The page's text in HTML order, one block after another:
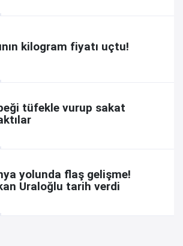
kilogram fiyatı uçtu!
tüfekle vurup sakat
yolunda flaş gelişme!
Uraloğlu tarih verdi